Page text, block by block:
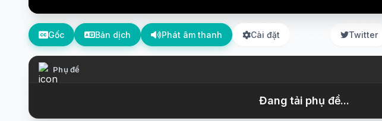
Gốc Bản dịch Phát âm thanh Cài đặt Twitter
Phụ đề
Đang tải phụ đề...